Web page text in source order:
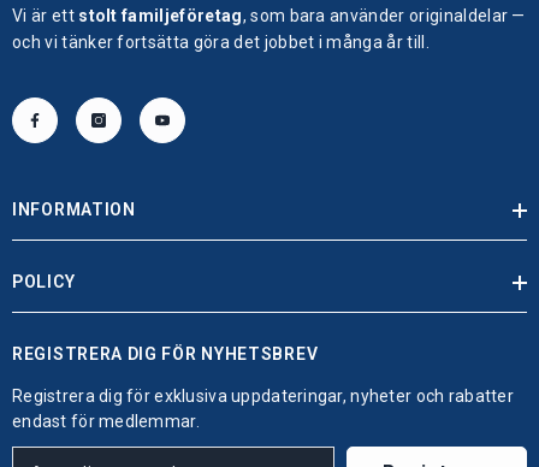
Vi är ett stolt familjeföretag, som bara använder originaldelar —
och vi tänker fortsätta göra det jobbet i många år till.
INFORMATION
POLICY
REGISTRERA DIG FÖR NYHETSBREV
Registrera dig för exklusiva uppdateringar, nyheter och rabatter
endast för medlemmar.